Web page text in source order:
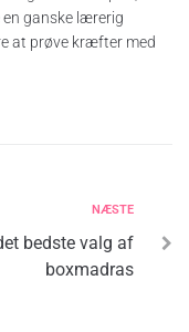
en ganske lærerig
at prøve kræfter med
NÆSTE
bedste valg af
boxmadras